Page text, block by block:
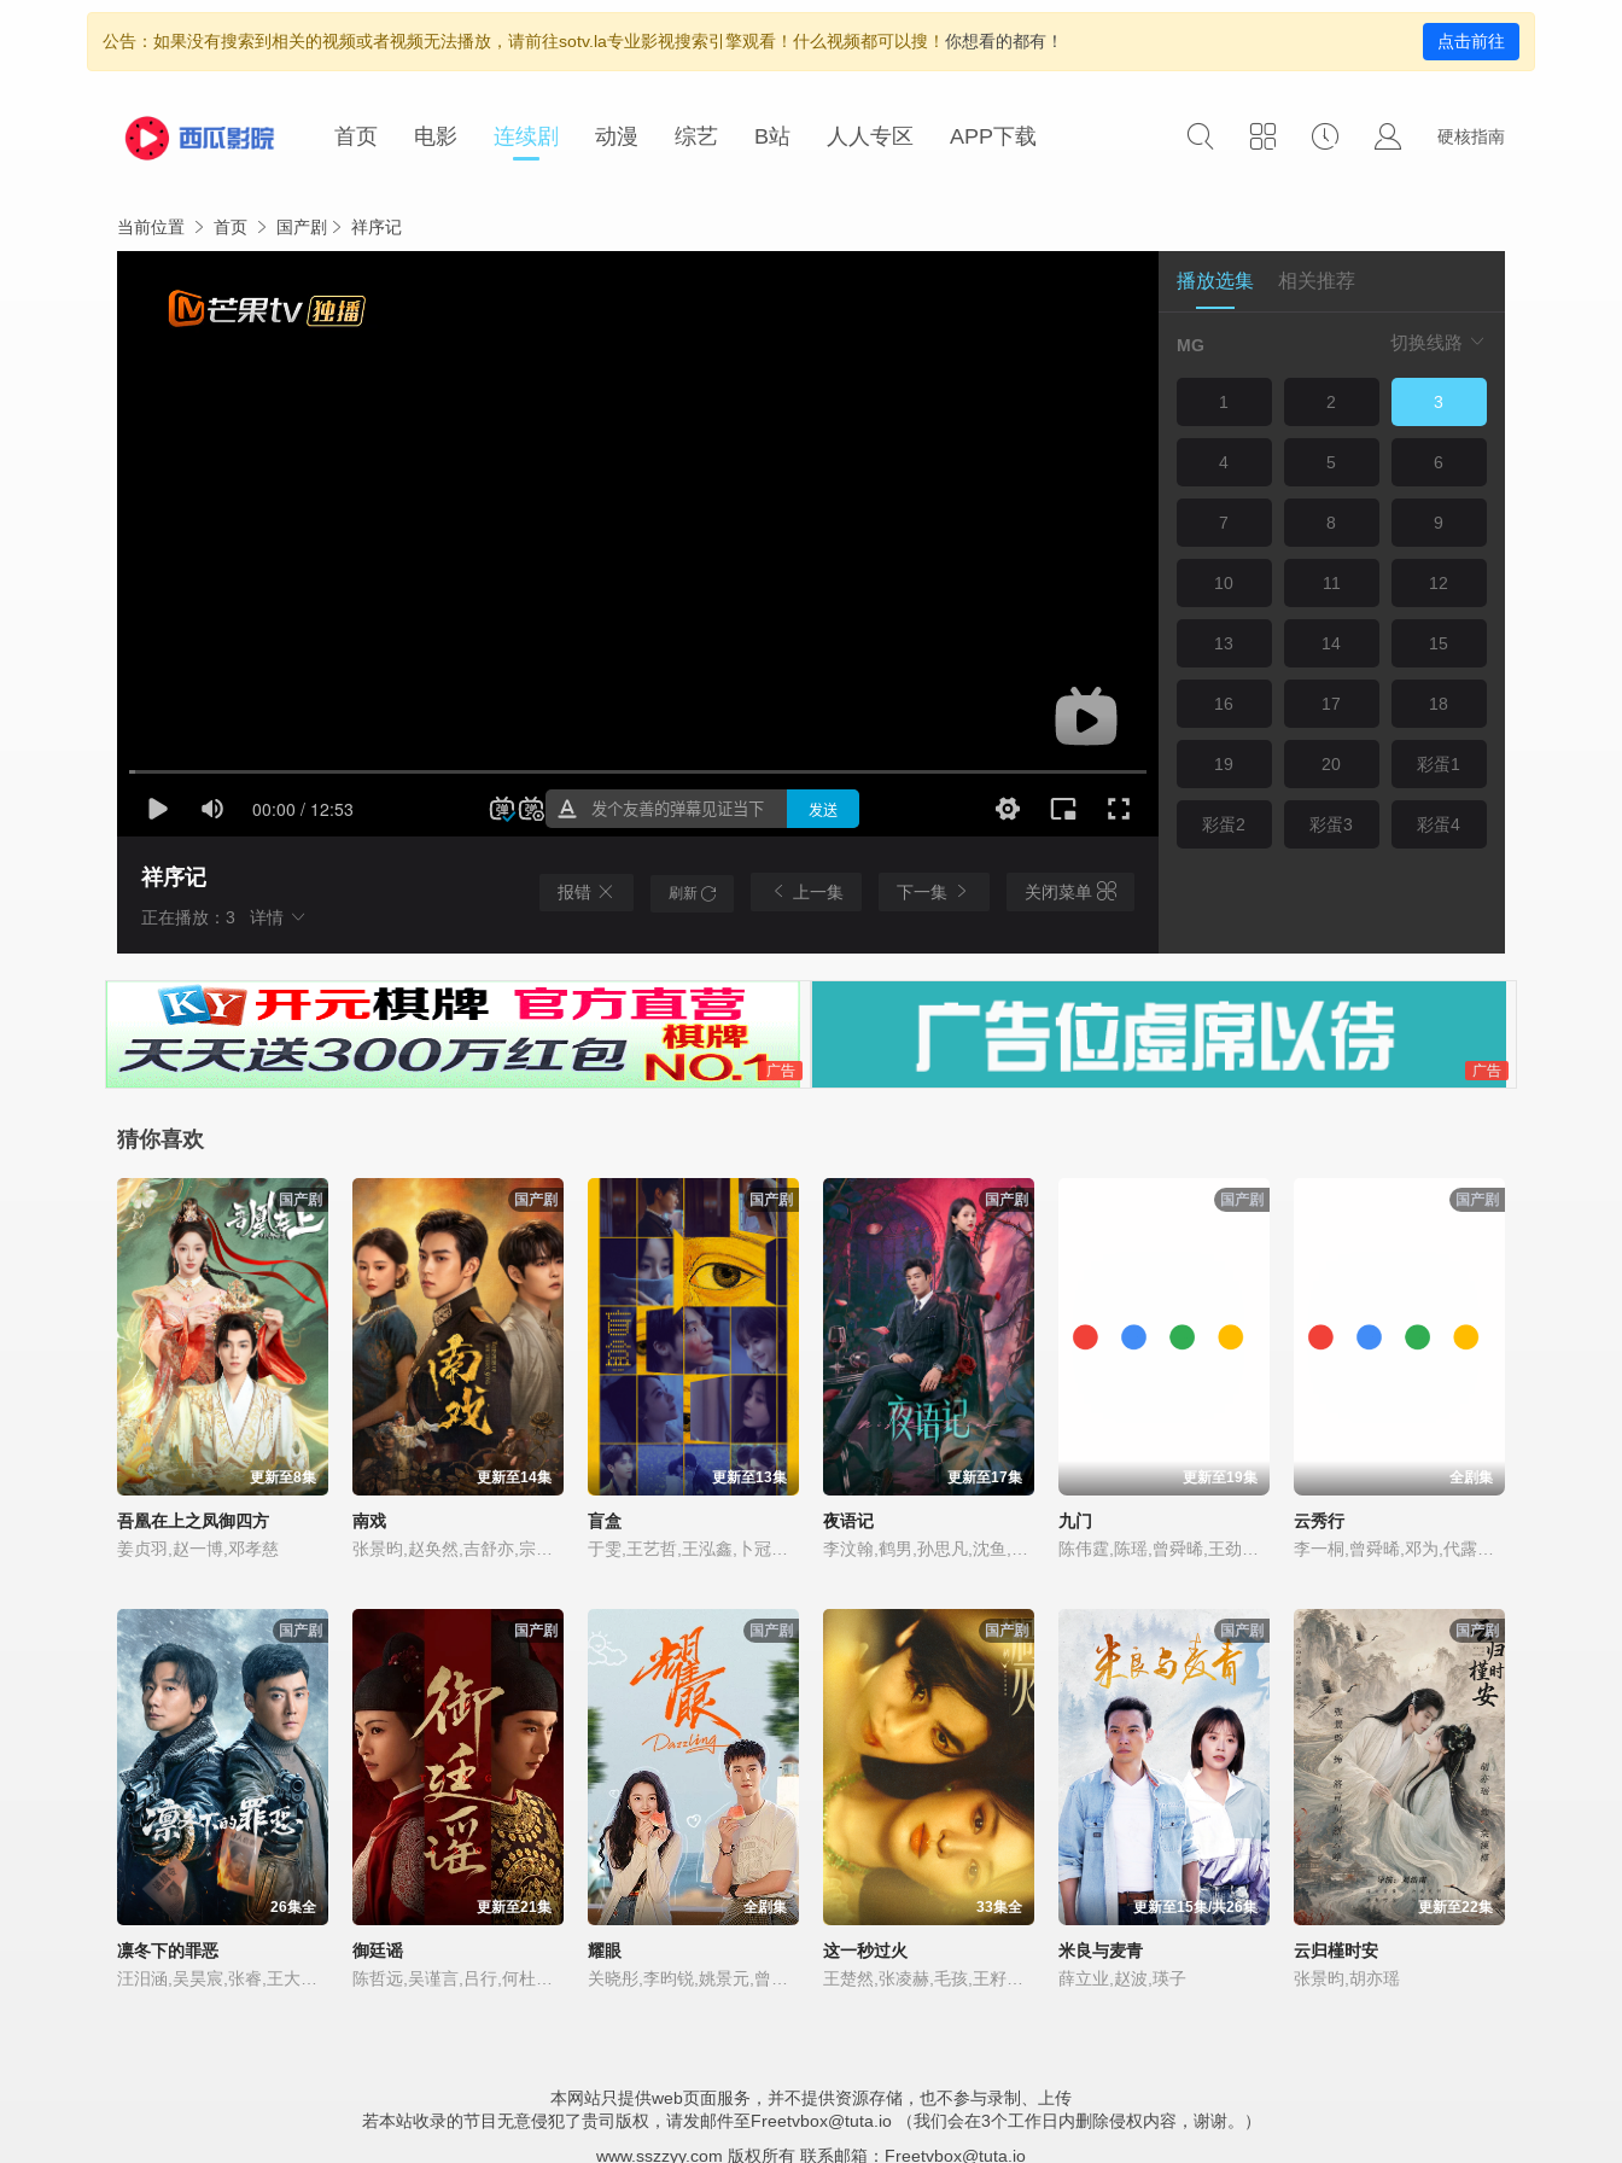
公告：如果没有搜索到相关的视频或者视频无法播放，请前往sotv.la专业影视搜索引擎观看！什么视频都可以搜！ 你想看的都有！ 点击前往
硬核指南
首页 电影 连续剧 动漫 综艺 B站 人人专区 APP下载
当前位置 首页 国产剧 祥序记
报错 刷新 上一集 下一集 关闭菜单
祥序记
正在播放：3 详情
播放选集 相关推荐
切换线路
MG
1 2 3
4 5 6
7 8 9
10 11 12
13 14 15
16 17 18
19 20 彩蛋1
彩蛋2 彩蛋3 彩蛋4
广告 广告
猜你喜欢
国产剧
更新至8集
吾凰在上之凤御四方
姜贞羽,赵一博,邓孝慈
国产剧
更新至14集
南戏
国产剧
更新至13集
盲盒
国产剧
更新至17集
夜语记
国产剧
更新至19集
九门
国产剧
全剧集
云秀行
国产剧
26集全
凛冬下的罪恶
国产剧
更新至21集
御廷谣
国产剧
全剧集
耀眼
国产剧
33集全
这一秒过火
国产剧
更新至15集/共26集
米良与麦青
薛立业,赵波,瑛子
国产剧
更新至22集
云归槿时安
张景昀,胡亦瑶
本网站只提供web页面服务，并不提供资源存储，也不参与录制、上传
若本站收录的节目无意侵犯了贵司版权，请发邮件至Freetvbox@tuta.io（我们会在3个工作日内删除侵权内容，谢谢。）
www.sszzyy.com 版权所有 联系邮箱： Freetvbox@tuta.io